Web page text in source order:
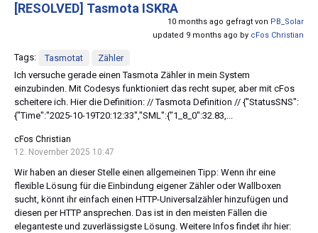
[RESOLVED] Tasmota ISKRA
10 months ago gefragt von PB_Solar
updated 9 months ago by cFos Christian
Tags: Tasmotat
Zähler
Ich versuche gerade einen Tasmota Zähler in mein System
einzubinden. Mit Codesys funktioniert das recht super, aber mit cFos
scheitere ich. Hier die Definition: // Tasmota Definition // {"StatusSNS":
{"Time":"2025-10-19T20:12:33","SML":{"1_8_0":32.83,...
cFos Christian
12. November 2025 10:47
Wir haben an dieser Stelle einen allgemeinen Tipp: Wenn ihr eine
flexible Lösung für die Einbindung eigener Zähler oder Wallboxen
sucht, könnt ihr einfach einen HTTP-Universalzähler hinzufügen und
diesen per HTTP ansprechen. Das ist in den meisten Fällen die
eleganteste und zuverlässigste Lösung. Weitere Infos findet ihr hier: